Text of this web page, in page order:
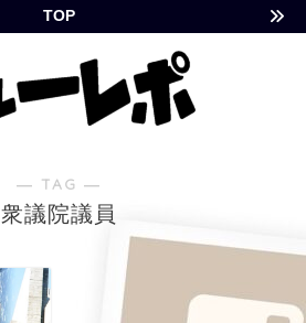
TOP
― TAG ―
衆議院議員